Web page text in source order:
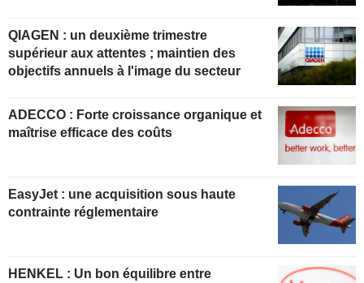
QIAGEN : un deuxième trimestre
supérieur aux attentes ; maintien des
objectifs annuels à l'image du secteur
ADECCO : Forte croissance organique et
maîtrise efficace des coûts
EasyJet : une acquisition sous haute
contrainte réglementaire
HENKEL : Un bon équilibre entre